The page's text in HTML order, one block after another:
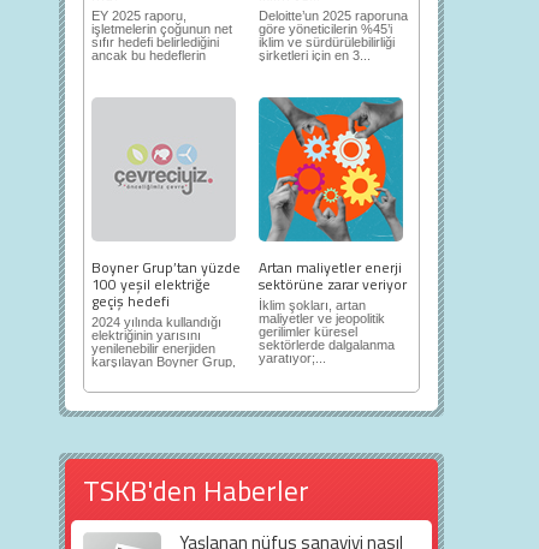
EY 2025 raporu,
işletmelerin çoğunun net
sıfır hedefi belirlediğini
ancak bu hedeflerin
Deloitte’un 2025 raporuna
göre yöneticilerin %45’i
iklim ve sürdürülebilirliği
şirketleri için en 3...
Boyner Grup’tan yüzde
100 yeşil elektriğe
geçiş hedefi
2024 yılında kullandığı
elektriğinin yarısını
yenilenebilir enerjiden
karşılayan Boyner Grup,
Artan maliyetler enerji
sektörüne zarar veriyor
İklim şokları, artan
maliyetler ve jeopolitik
gerilimler küresel
sektörlerde dalgalanma
yaratıyor;...
TSKB'den Haberler
Yaşlanan nüfus sanayiyi nasıl